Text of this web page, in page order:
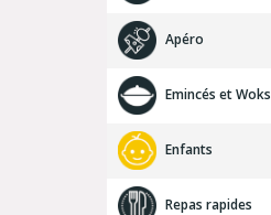
Apéro
Emincés et Woks
Enfants
Repas rapides